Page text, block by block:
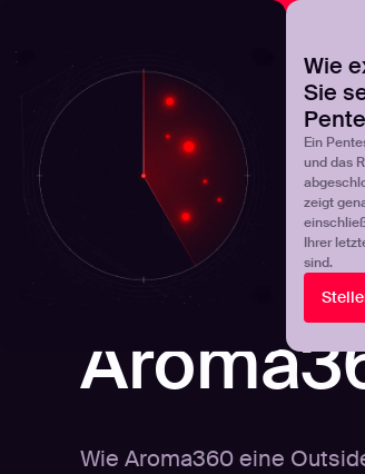
Wie
Sie
Ein
und das
zeigt
Ihrer
sind.
Finden Sie heraus, wo Ihr
Products
FALLSTUDIE
Wie Aroma360 eine